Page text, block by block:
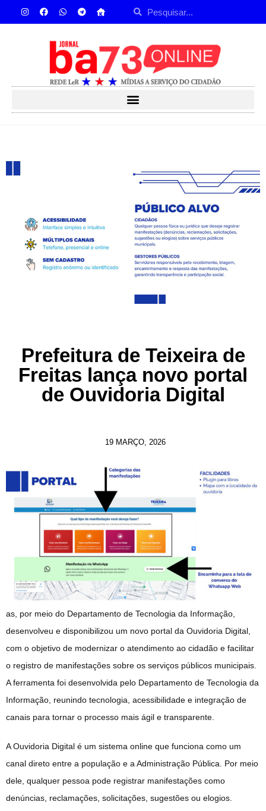
Prefeitura de Teixeira de
Freitas lança novo portal
de Ouvidoria Digital
19 MARÇO, 2026
as, por meio do Departamento de Tecnologia da Informação,
desenvolveu e disponibilizou um novo portal da Ouvidoria Digital,
com o objetivo de modernizar o atendimento ao cidadão e facilitar
o registro de manifestações sobre os serviços públicos municipais.
A ferramenta foi desenvolvida pelo Departamento de Tecnologia da
Informação, reunindo tecnologia, acessibilidade e integração de
canais para tornar o processo mais ágil e transparente.
A Ouvidoria Digital é um sistema online que funciona como um
canal direto entre a população e a Administração Pública. Por meio
dele, qualquer pessoa pode registrar manifestações como
denúncias, reclamações, solicitações, sugestões ou elogios.